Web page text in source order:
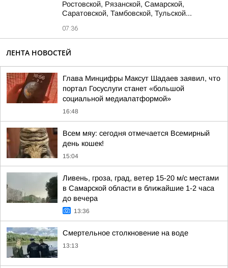
Ростовской, Рязанской, Самарской,
Саратовской, Тамбовской, Тульской...
07:36
ЛЕНТА НОВОСТЕЙ
Глава Минцифры Максут Шадаев заявил, что
портал Госуслуги станет «большой
социальной медиалатформой»
16:48
Всем мяу: сегодня отмечается Всемирный
день кошек!
15:04
Ливень, гроза, град, ветер 15-20 м/с местами
в Самарской области в ближайшие 1-2 часа
до вечера
13:36
Смертельное столкновение на воде
13:13